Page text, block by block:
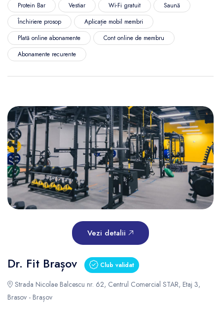
Protein Bar
Vestiar Wi-Fi gratuit
Saună
Închiriere prosop
Aplicație mobil membri
Plată online abonamente
Cont online de membru
Abonamente recurente
Vezi detalii
Dr. Fit Brașov Club validat
Strada Nicolae Balcescu nr. 62, Centrul Comercial STAR, Etaj 3,
Brasov - Brașov